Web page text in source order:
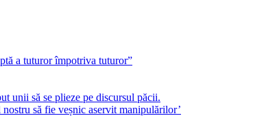
a tuturor împotriva tuturor”
unii să se plieze pe discursul păcii.
să fie veșnic aservit manipulărilor’